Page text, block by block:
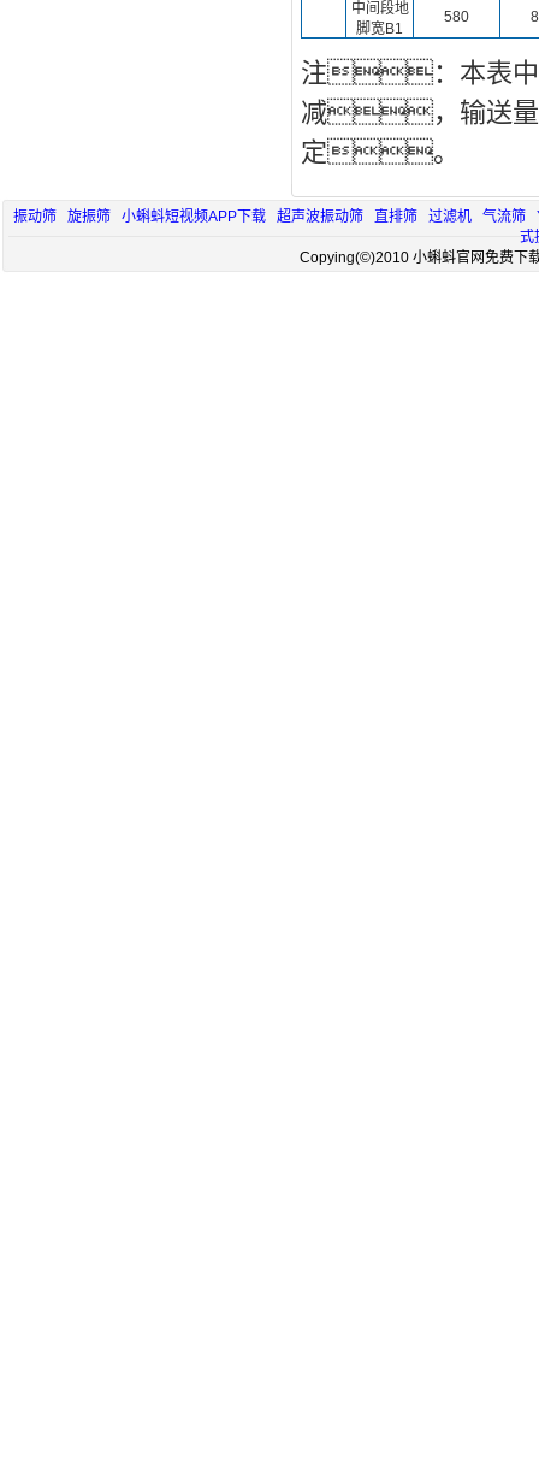
中间段地
脚宽B1
580
注：本表中
减，输送量
定。
振动筛 旋振筛 小蝌蚪短视频APP下载 超声波振动筛 直排筛 过滤机 气流筛
式
Copying(©)2010 小蝌蚪官网免费